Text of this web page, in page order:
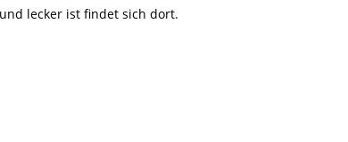
lecker ist findet sich dort.